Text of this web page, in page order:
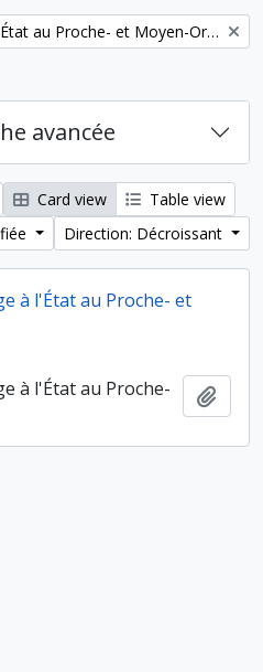
Serge Cleuziou. Du village à l'État au Proche- et Moyen-Orient
avancée
Card view
Table view
Direction: Décroissant
à l'État au Proche- et
à l'État au Proche-